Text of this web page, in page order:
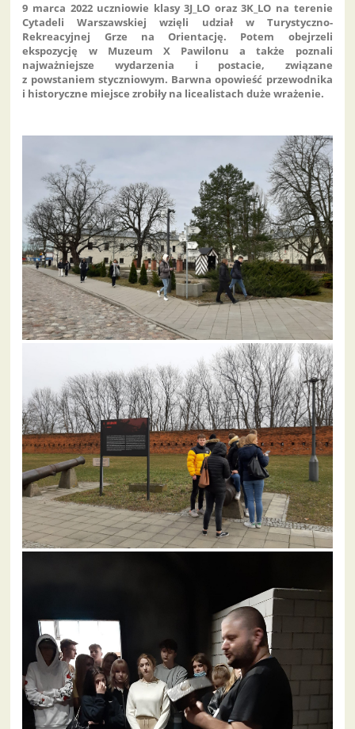
9 marca 2022 uczniowie klasy 3J_LO oraz 3K_LO na terenie
Cytadeli Warszawskiej wzięli udział w Turystyczno-
Rekreacyjnej Grze na Orientację. Potem obejrzeli
ekspozycję w Muzeum X Pawilonu a także poznali
najważniejsze wydarzenia i postacie, związane
z powstaniem styczniowym. Barwna opowieść przewodnika
i historyczne miejsce zrobiły na licealistach duże wrażenie.